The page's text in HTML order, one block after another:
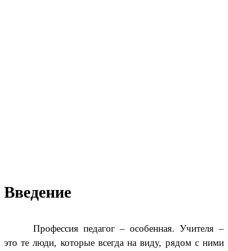
Введение
Профессия педагог – особенная. Учителя –
это те люди, которые всегда на виду, рядом с ними